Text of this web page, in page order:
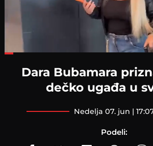
Dara Bubamara
dečko ugađa u
nedelja 07. jun |
Podeli: